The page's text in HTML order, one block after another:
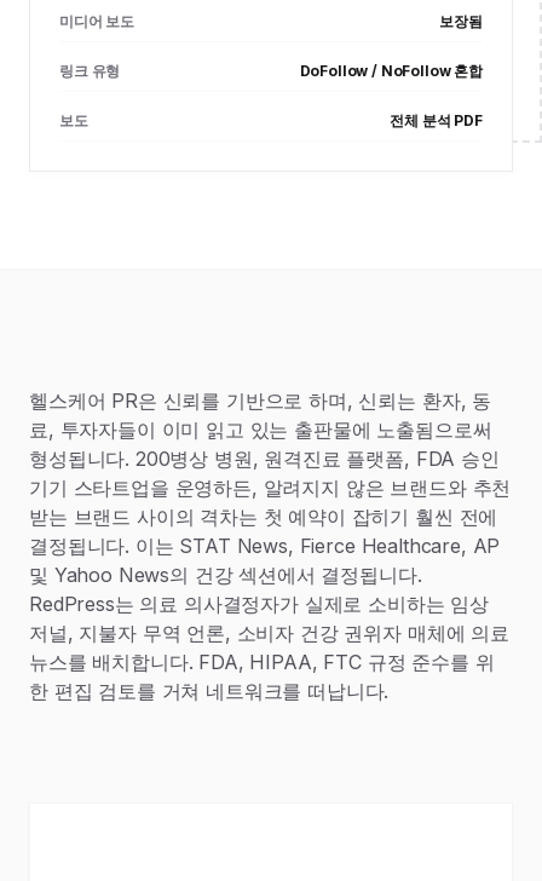
미디어 보도 보장됨
링크 유형 DoFollow / NoFollow 혼합
보도 전체 분석 PDF
헬스케어 PR은 신뢰를 기반으로 하며, 신뢰는 환자, 동
료, 투자자들이 이미 읽고 있는 출판물에 노출됨으로써
형성됩니다. 200병상 병원, 원격진료 플랫폼, FDA 승인
기기 스타트업을 운영하든, 알려지지 않은 브랜드와 추천
받는 브랜드 사이의 격차는 첫 예약이 잡히기 훨씬 전에
결정됩니다. 이는 STAT News, Fierce Healthcare, AP
및 Yahoo News의 건강 섹션에서 결정됩니다.
RedPress는 의료 의사결정자가 실제로 소비하는 임상
저널, 지불자 무역 언론, 소비자 건강 권위자 매체에 의료
뉴스를 배치합니다. FDA, HIPAA, FTC 규정 준수를 위
한 편집 검토를 거쳐 네트워크를 떠납니다.